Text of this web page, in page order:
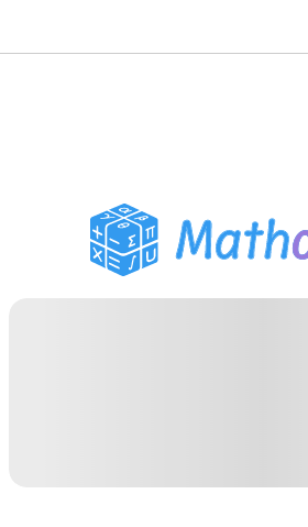
PDF Ödev Yardımcısı
Çalışma Araçları